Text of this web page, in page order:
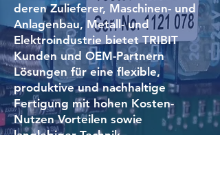
deren Zulieferer, Maschinen- und
Anlagenbau, Metall- und
Elektroindustrie bietet TRIBIT
Kunden und OEM-Partnern
Lösungen für eine flexible,
produktive und nachhaltige
Fertigung mit hohen Kosten-
Nutzen Vorteilen sowie
langlebiger Technik.